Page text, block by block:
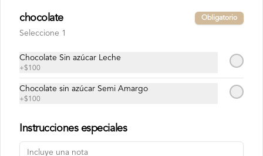
Chocolate francés de la mejor calidad!
Conócenos
chocolate Obligatorio
Seleccione 1
Chocolate Sin azúcar Leche
+$100
Chocolate sin azúcar Semi Amargo
+$100
Instrucciones especiales